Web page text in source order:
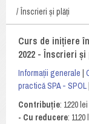
Înscrieri și plăți
Curs de inițiere
2022 - Înscrieri și
Informații generale |
practică SPA - SPOL|
Contribuție: 1220 lei
- Cu reducere: